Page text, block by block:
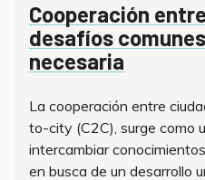
Cooperación
desafíos
necesaria
La cooperación entre
to-city (C2C), surge como
intercambiar
en busca de un desarrollo